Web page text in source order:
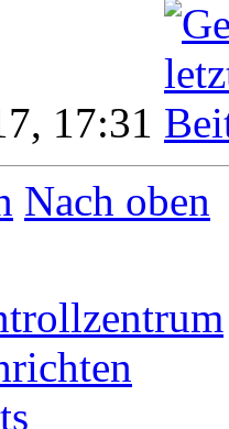
17:31
Nach oben